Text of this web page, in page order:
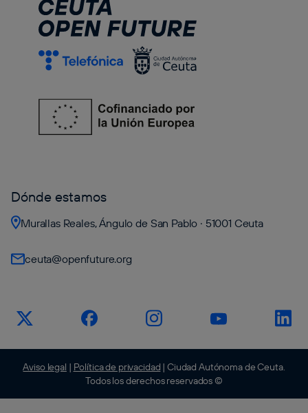
Dónde estamos
Murallas Reales, Ángulo de San Pablo · 51001 Ceuta
ceuta@openfuture.org
Aviso legal | Política de privacidad | Ciudad Autónoma de Ceuta.
Todos los derechos reservados ©